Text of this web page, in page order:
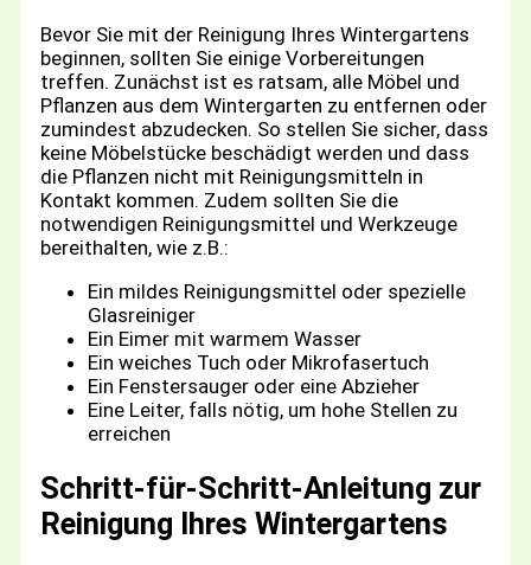
Bevor Sie mit der Reinigung Ihres Wintergartens
beginnen, sollten Sie einige Vorbereitungen
treffen. Zunächst ist es ratsam, alle Möbel und
Pflanzen aus dem Wintergarten zu entfernen oder
zumindest abzudecken. So stellen Sie sicher, dass
keine Möbelstücke beschädigt werden und dass
die Pflanzen nicht mit Reinigungsmitteln in
Kontakt kommen. Zudem sollten Sie die
notwendigen Reinigungsmittel und Werkzeuge
bereithalten, wie z.B.:
Ein mildes Reinigungsmittel oder spezielle
Glasreiniger
Ein Eimer mit warmem Wasser
Ein weiches Tuch oder Mikrofasertuch
Ein Fenstersauger oder eine Abzieher
Eine Leiter, falls nötig, um hohe Stellen zu
erreichen
Schritt-für-Schritt-Anleitung zur
Reinigung Ihres Wintergartens